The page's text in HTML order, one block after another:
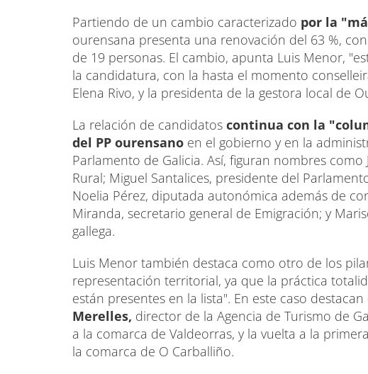
Partiendo de un cambio caracterizado por la
ourensana presenta una renovación del 63 %,
de 19 personas. El cambio, apunta Luis Menor,
la candidatura, con la hasta el momento
Elena Rivo, y la presidenta de la gestora local de
La relación de candidatos continua con la
del PP ourensano en el gobierno y en la
Parlamento de Galicia. Así, figuran nombres
Rural; Miguel Santalices, presidente del
Noelia Pérez, diputada autonómica además de
Miranda, secretario general de Emigración; y
gallega.
Luis Menor también destaca como otro de los
representación territorial, ya que la práctica
están presentes en la lista". En este caso
Merelles, director de la Agencia de Turismo de
a la comarca de Valdeorras, y la vuelta a la
la comarca de O Carballiño.